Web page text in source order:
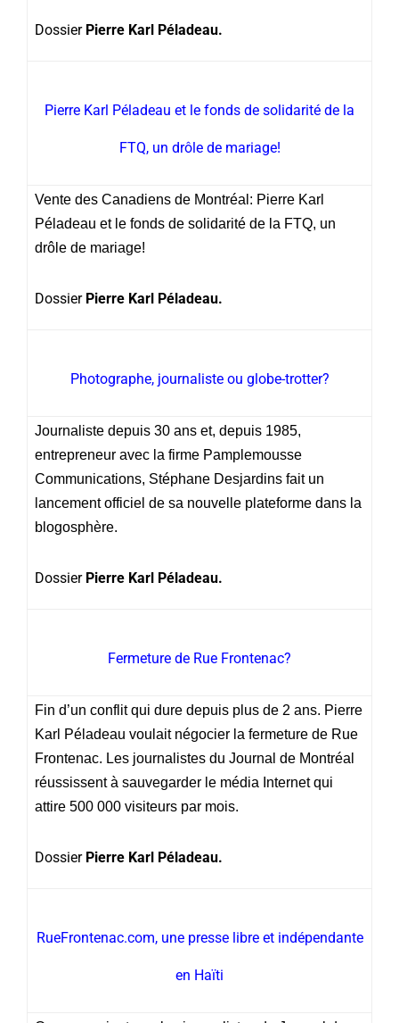
Dossier Pierre Karl Péladeau.
Pierre Karl Péladeau et le fonds de solidarité de la
FTQ, un drôle de mariage!
Vente des Canadiens de Montréal: Pierre Karl
Péladeau et le fonds de solidarité de la FTQ, un
drôle de mariage!
Dossier Pierre Karl Péladeau.
Photographe, journaliste ou globe-trotter?
Journaliste depuis 30 ans et, depuis 1985,
entrepreneur avec la firme Pamplemousse
Communications, Stéphane Desjardins fait un
lancement officiel de sa nouvelle plateforme dans la
blogosphère.
Dossier Pierre Karl Péladeau.
Fermeture de Rue Frontenac?
Fin d’un conflit qui dure depuis plus de 2 ans. Pierre
Karl Péladeau voulait négocier la fermeture de Rue
Frontenac. Les journalistes du Journal de Montréal
réussissent à sauvegarder le média Internet qui
attire 500 000 visiteurs par mois.
Dossier Pierre Karl Péladeau.
RueFrontenac.com, une presse libre et indépendante
en Haïti